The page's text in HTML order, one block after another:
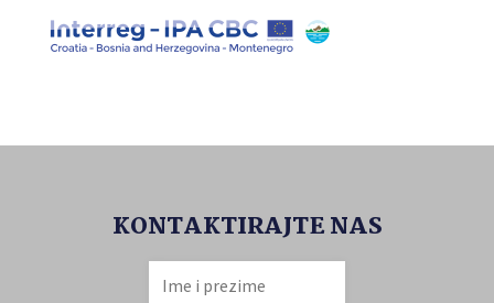
KONTAKTIRAJTE NAS